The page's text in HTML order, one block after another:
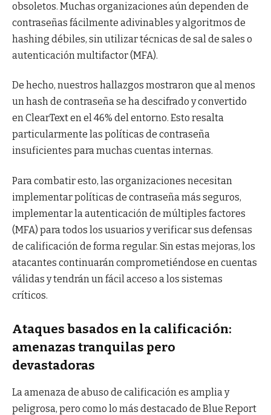
obsoletos. Muchas organizaciones aún dependen de
contraseñas fácilmente adivinables y algoritmos de
hashing débiles, sin utilizar técnicas de sal de sales o
autenticación multifactor (MFA).
De hecho, nuestros hallazgos mostraron que al menos
un hash de contraseña se ha descifrado y convertido
en ClearText en el 46% del entorno. Esto resalta
particularmente las políticas de contraseña
insuficientes para muchas cuentas internas.
Para combatir esto, las organizaciones necesitan
implementar políticas de contraseña más seguros,
implementar la autenticación de múltiples factores
(MFA) para todos los usuarios y verificar sus defensas
de calificación de forma regular. Sin estas mejoras, los
atacantes continuarán comprometiéndose en cuentas
válidas y tendrán un fácil acceso a los sistemas
críticos.
Ataques basados ​​en la calificación:
amenazas tranquilas pero
devastadoras
La amenaza de abuso de calificación es amplia y
peligrosa, pero como lo más destacado de Blue Report